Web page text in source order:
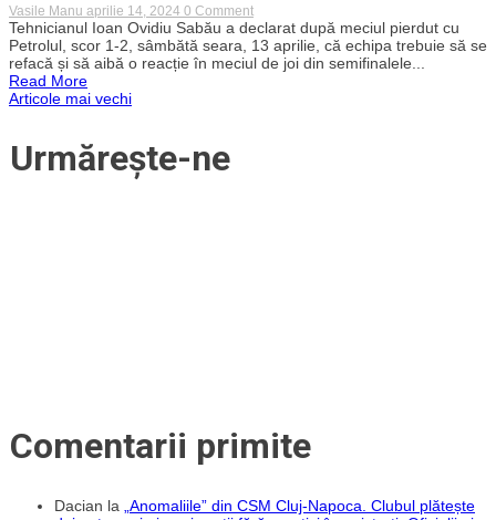
Vasile Manu aprilie 14, 2024 0 Commenton
Sabău,
despre
semifinala
Cupei
Tehnicianul Ioan Ovidiu Sabău a declarat după meciul pierdut cu
Petrolul, scor 1-2, sâmbătă seara, 13 aprilie, că echipa trebuie să se
refacă și să aibă o reacție în meciul de joi din semifinalele...
Read More
Navigare
în
Articole mai vechi
Urmărește-ne
Comentarii primite
Dacian la
„Anomaliile” din CSM Cluj-Napoca. Clubul plătește